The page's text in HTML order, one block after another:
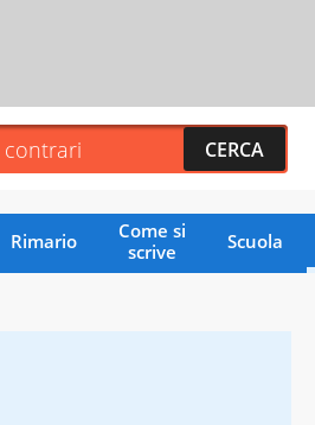
Rimario
Come si
scrive
Scuola